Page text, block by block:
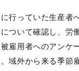
に行っていた生産
ついて確認し、労
雇用者へのアンケ
。域外から来る季節